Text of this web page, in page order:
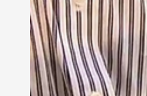
Kiss András -vezető
"Azok a termékek vannak itt,
olyanok is, amelyek az
A fogyasztóvédők szerint a
nem megfelelő szigeteléssel
egyértelmű használati